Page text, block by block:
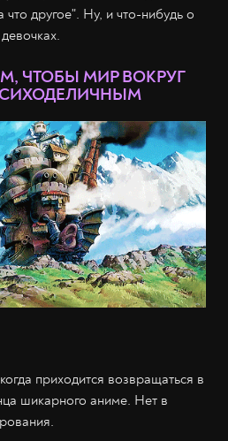
другое". Ну, и что-нибудь о
ЧТОБЫ МИР ВОКРУГ
приходится возвращаться в
шикарного аниме. Нет в